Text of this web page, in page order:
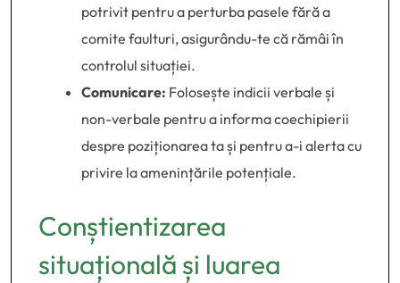
potrivit pentru a perturba pasele fără a
comite faulturi, asigurându-te că rămâi în
controlul situației.
Comunicare: Folosește indicii verbale și
non-verbale pentru a informa coechipierii
despre poziționarea ta și pentru a-i alerta cu
privire la amenințările potențiale.
Conștientizarea
situațională și luarea